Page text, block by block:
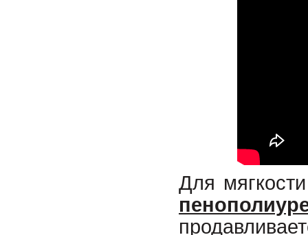
Для